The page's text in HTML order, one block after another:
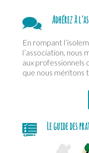
Adhérez à
En rompant
l’association, nous
aux professionnels
que nous méritons
Le guide des